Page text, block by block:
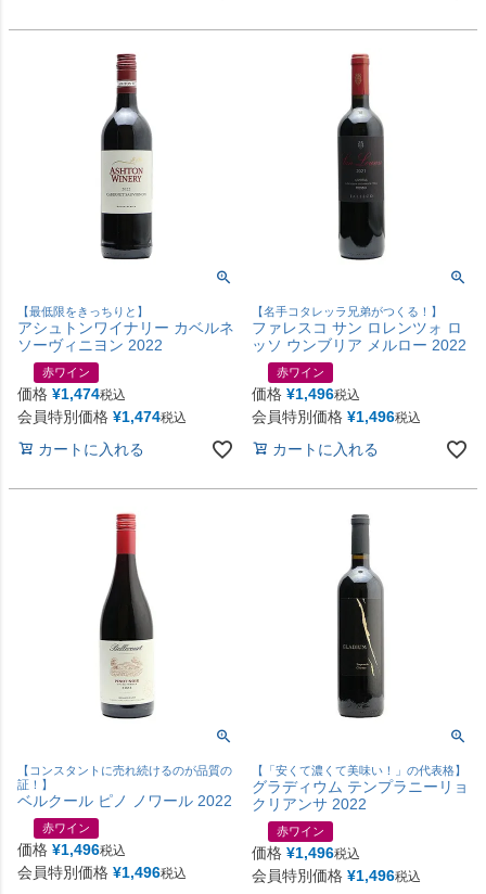
【最低限をきっちりと】
アシュトンワイナリー カベルネ
ソーヴィニヨン 2022
赤ワイン
価格 ¥1,474税込
会員特別価格 ¥1,474税込
カートに入れる
【名手コタレッラ兄弟がつくる！】
ファレスコ サン ロレンツォ ロ
ッソ ウンブリア メルロー 2022
赤ワイン
価格 ¥1,496税込
会員特別価格 ¥1,496税込
カートに入れる
【コンスタントに売れ続けるのが品質の
証！】
ベルクール ピノ ノワール 2022
赤ワイン
価格 ¥1,496税込
会員特別価格 ¥1,496税込
【「安くて濃くて美味い！」の代表格】
グラディウム テンプラニーリョ
クリアンサ 2022
赤ワイン
価格 ¥1,496税込
会員特別価格 ¥1,496税込